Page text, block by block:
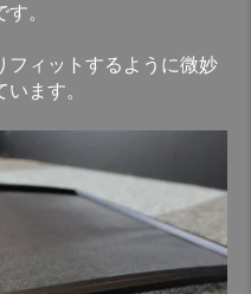
。
フィットするように微妙
ます。